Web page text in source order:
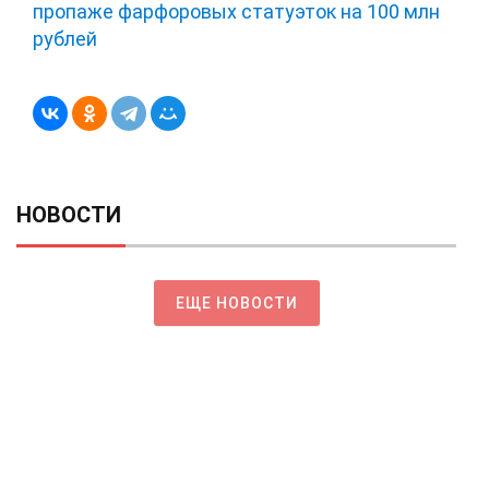
пропаже фарфоровых статуэток на 100 млн
рублей
НОВОСТИ
ЕЩЕ НОВОСТИ